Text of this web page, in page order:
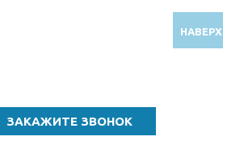
НАВЕРХ